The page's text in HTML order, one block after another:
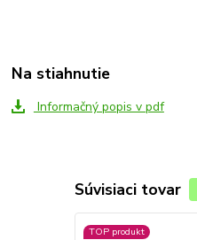
Na stiahnutie
Informačný popis v pdf
Súvisiaci tovar
TOP produkt